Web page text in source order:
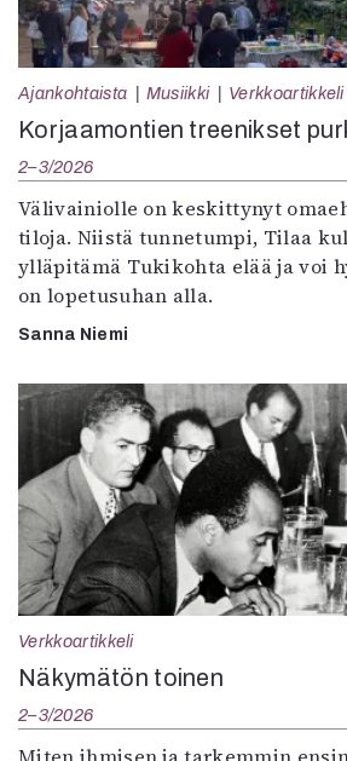
Ajankohtaista Musiikki Verkkoartikkeli
Korjaamontien treenikset
2–3/2026
Välivainiolle on keskittynyt
tiloja. Niistä tunnetumpi, Tilaa
ylläpitämä Tukikohta elää ja voi
on lopetusuhan alla.
Sanna Niemi
Verkkoartikkeli
Näkymätön toinen
2–3/2026